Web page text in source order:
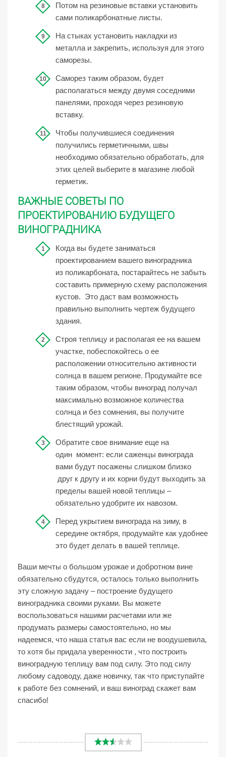
Потом на резиновые вставки установить
сами поликарбонатные листы.
На стыках установить накладки из
металла и закрепить, используя для этого
саморезы.
Саморез таким образом, будет
располагаться между двумя соседними
панелями, проходя через резиновую
вставку.
Чтобы получившиеся соединения
получились герметичными, швы
необходимо обязательно обработать, для
этих целей выберите в магазине любой
герметик.
ВАЖНЫЕ СОВЕТЫ ПО
ПРОЕКТИРОВАНИЮ БУДУЩЕГО
ВИНОГРАДНИКА
Когда вы будете заниматься
проектированием вашего виноградника
из поликарбоната, постарайтесь не забыть
составить примерную схему расположения
кустов. Это даст вам возможность
правильно выполнить чертеж будущего
здания.
Строя теплицу и располагая ее на вашем
участке, побеспокойтесь о ее
расположении относительно активности
солнца в вашем регионе. Продумайте все
таким образом, чтобы виноград получал
максимально возможное количества
солнца и без сомнения, вы получите
блестящий урожай.
Обратите свое внимание еще на
один момент: если саженцы винограда
вами будут посажены слишком близко
друг к другу и их корни будут выходить за
пределы вашей новой теплицы –
обязательно удобрите их навозом.
Перед укрытием винограда на зиму, в
середине октября, продумайте как удобнее
это будет делать в вашей теплице.
Ваши мечты о большом урожае и добротном вине
обязательно сбудутся, осталось только выполнить
эту сложную задачу – построение будущего
виноградника своими руками. Вы можете
воспользоваться нашими расчетами или же
продумать размеры самостоятельно, но мы
надеемся, что наша статья вас если не воодушевила,
то хотя бы придала уверенности , что построить
виноградную теплицу вам под силу. Это под силу
любому садоводу, даже новичку, так что приступайте
к работе без сомнений, и ваш виноград скажет вам
спасибо!